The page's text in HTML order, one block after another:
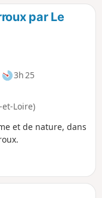
par Le
3h 25
Loire)
et de nature, dans